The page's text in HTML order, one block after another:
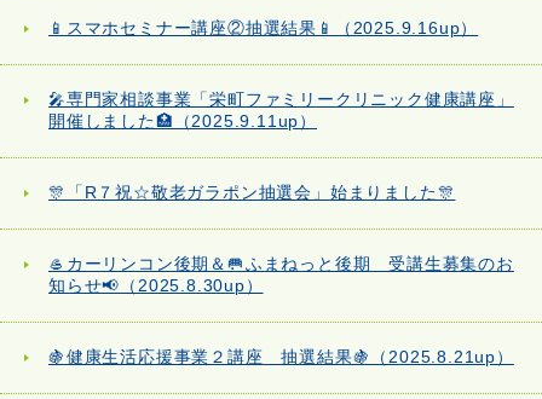
📱スマホセミナー講座②抽選結果📱（2025.9.16up）
🎤専門家相談事業「栄町ファミリークリニック健康講座」
開催しました🏥（2025.9.11up）
🎊「R７祝☆敬老ガラポン抽選会」始まりました🎊
🥌カーリンコン後期＆🥅ふまねっと後期 受講生募集のお
知らせ📢（2025.8.30up）
🍇健康生活応援事業２講座 抽選結果🍇（2025.8.21up）